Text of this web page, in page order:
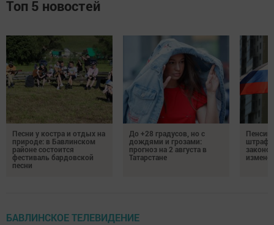
Топ 5 новостей
Песни у костра и отдых на
природе: в Бавлинском
районе состоится
фестиваль бардовской
песни
До +28 градусов, но с
дождями и грозами:
прогноз на 2 августа в
Татарстане
БАВЛИНСКОЕ ТЕЛЕВИДЕНИЕ